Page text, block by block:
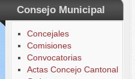
Consejo Municipal
Concejales
Comisiones
Convocatorias
Actas Concejo Cantonal